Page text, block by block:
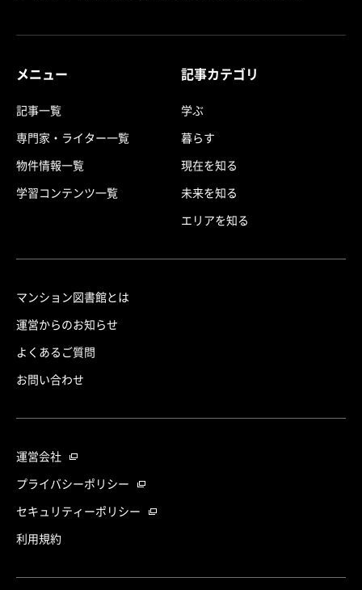
メニュー
記事一覧
専門家・ライター一覧
物件情報一覧
学習コンテンツ一覧
記事カテゴリ
学ぶ
暮らす
現在を知る
未来を知る
エリアを知る
マンション図書館とは
運営からのお知らせ
よくあるご質問
お問い合わせ
運営会社
プライバシーポリシー
セキュリティーポリシー
利用規約